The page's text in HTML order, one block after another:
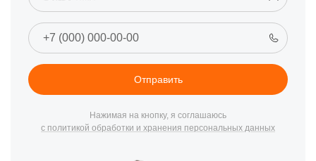
Отправить
Нажимая на кнопку, я соглашаюсь
с политикой обработки и хранения персональных данных